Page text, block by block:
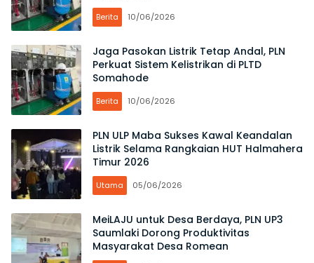
Berita 10/06/2026
Jaga Pasokan Listrik Tetap Andal, PLN
Perkuat Sistem Kelistrikan di PLTD
Somahode
Berita 10/06/2026
PLN ULP Maba Sukses Kawal Keandalan
Listrik Selama Rangkaian HUT Halmahera
Timur 2026
Utama 05/06/2026
MeiLAJU untuk Desa Berdaya, PLN UP3
Saumlaki Dorong Produktivitas
Masyarakat Desa Romean